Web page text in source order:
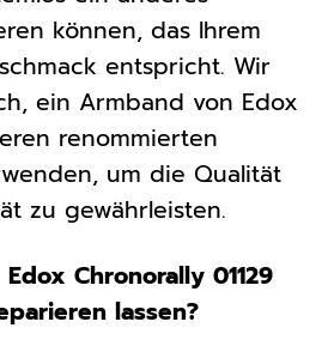
können, das Ihrem
entspricht. Wir
ein Armband von Edox
renommierten
um die Qualität
zu gewährleisten.
Chronorally 01129
lassen?